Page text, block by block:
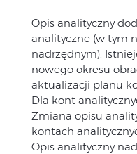
Opis analityczny
analityczne (w tym
nadrzędnym).
nowego okresu
aktualizacji planu
Dla kont
Zmiana opisu
kontach
Opis analityczny